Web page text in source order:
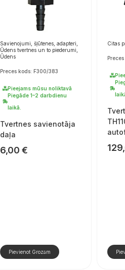
Savienojumi, šļūtenes, adapteri,
Ūdens tvertnes un to piederumi,
Ūdens
Preces kods: F300/383
Pieejams mūsu noliktavā
Piegāde 1–2 darbdienu
laikā.
Tvertnes savienotāja
daļa
6,00 €
Pievienot Grozam
Citas